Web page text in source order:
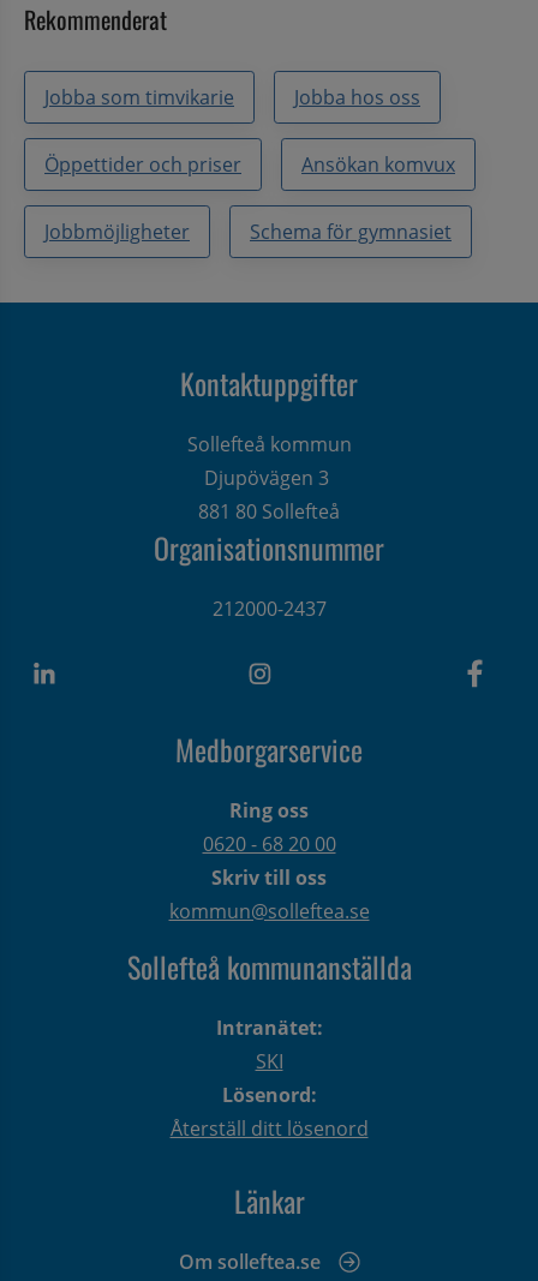
Rekommenderat
Jobba som timvikarie Jobba hos oss
Öppettider och priser Ansökan komvux
Jobbmöjligheter Schema för gymnasiet
Kontaktuppgifter
Sollefteå kommun
Djupövägen 3
881 80 Sollefteå
Organisationsnummer
212000-2437
Medborgarservice
Ring oss
0620 - 68 20 00
Skriv till oss
kommun@solleftea.se
Sollefteå kommunanställda
Intranätet:
SKI
Lösenord:
Återställ ditt lösenord
Länkar
Om solleftea.se